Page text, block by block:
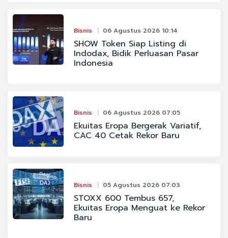
Bisnis 06 Agustus 2026 10:14
SHOW Token Siap Listing di
Indodax, Bidik Perluasan Pasar
Indonesia
Bisnis 06 Agustus 2026 07:05
Ekuitas Eropa Bergerak Variatif,
CAC 40 Cetak Rekor Baru
Bisnis 05 Agustus 2026 07:03
STOXX 600 Tembus 657,
Ekuitas Eropa Menguat ke Rekor
Baru